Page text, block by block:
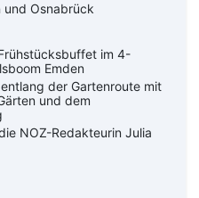
und Osnabrück
im 4-
Emden
der Gartenroute mit
und dem
NOZ-Redakteurin Julia